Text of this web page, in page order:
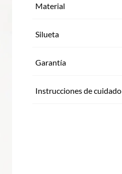
Material
Silueta
Garantía
Instrucciones de cuidado